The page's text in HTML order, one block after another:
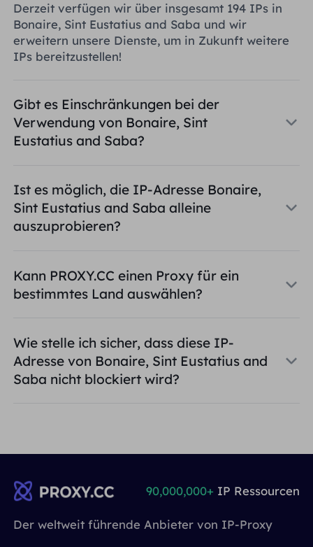
Derzeit verfügen wir über insgesamt 194 IPs in
Bonaire, Sint Eustatius and Saba und wir
erweitern unsere Dienste, um in Zukunft weitere
IPs bereitzustellen!
Gibt es Einschränkungen bei der
Verwendung von Bonaire, Sint
Eustatius and Saba?
Ist es möglich, die IP-Adresse Bonaire,
Sint Eustatius and Saba alleine
auszuprobieren?
Kann PROXY.CC einen Proxy für ein
bestimmtes Land auswählen?
Wie stelle ich sicher, dass diese IP-
Adresse von Bonaire, Sint Eustatius and
Saba nicht blockiert wird?
Der weltweit führende Anbieter von IP-Proxy
90,000,000+ IP Ressourcen